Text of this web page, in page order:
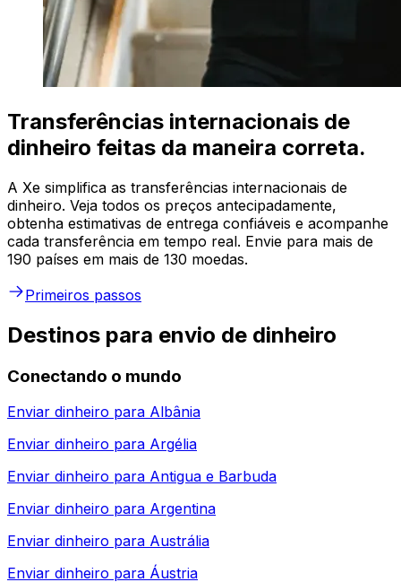
Transferências internacionais de
dinheiro feitas da maneira correta.
A Xe simplifica as transferências internacionais de
dinheiro. Veja todos os preços antecipadamente,
obtenha estimativas de entrega confiáveis e acompanhe
cada transferência em tempo real. Envie para mais de
190 países em mais de 130 moedas.
Primeiros passos
Destinos para envio de dinheiro
Conectando o mundo
Enviar dinheiro para Albânia
Enviar dinheiro para Argélia
Enviar dinheiro para Antigua e Barbuda
Enviar dinheiro para Argentina
Enviar dinheiro para Austrália
Enviar dinheiro para Áustria